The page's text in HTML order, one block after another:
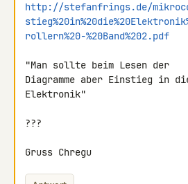
http://stefanfrings.de/
rollern%20-%20Band%202.pdf
"Man sollte beim Lesen der
Diagramme aber Einstieg in
Elektronik"
???
Gruss Chregu